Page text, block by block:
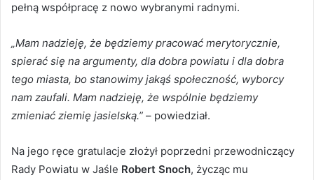
pełną współpracę z nowo wybranymi radnymi.
„Mam nadzieję, że będziemy pracować merytorycznie,
spierać się na argumenty, dla dobra powiatu i dla dobra
tego miasta, bo stanowimy jakąś społeczność, wyborcy
nam zaufali. Mam nadzieję, że wspólnie będziemy
zmieniać ziemię jasielską.” – powiedział.
Na jego ręce gratulacje złożył poprzedni przewodniczący
Rady Powiatu w Jaśle Robert Snoch, życząc mu